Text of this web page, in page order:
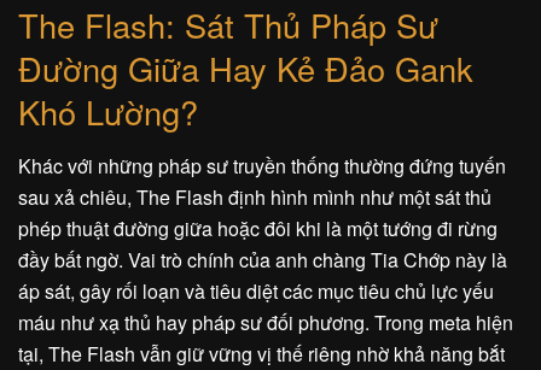
The Flash: Sát Thủ Pháp Sư
Đường Giữa Hay Kẻ Đảo Gank
Khó Lường?
Khác với những pháp sư truyền thống thường đứng tuyến
sau xả chiêu, The Flash định hình mình như một sát thủ
phép thuật đường giữa hoặc đôi khi là một tướng đi rừng
đầy bất ngờ. Vai trò chính của anh chàng Tia Chớp này là
áp sát, gây rối loạn và tiêu diệt các mục tiêu chủ lực yếu
máu như xạ thủ hay pháp sư đối phương. Trong meta hiện
tại, The Flash vẫn giữ vững vị thế riêng nhờ khả năng bắt